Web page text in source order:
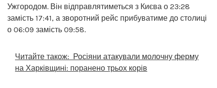
Ужгородом. Він відправлятиметься з Києва о 23:28
замість 17:41, а зворотний рейс прибуватиме до столиці
о 06:09 замість 09:58.
Читайте також: Росіяни атакували молочну ферму
на Харківщині: поранено трьох корів